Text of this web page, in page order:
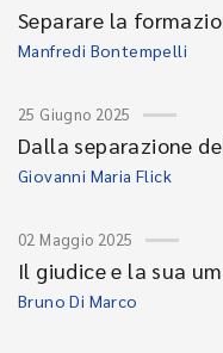
Separare la
Manfredi Bontempelli
25 Giugno 2025
Dalla separazione
Giovanni Maria Flick
02 Maggio 2025
Il giudice e la sua
Bruno Di Marco